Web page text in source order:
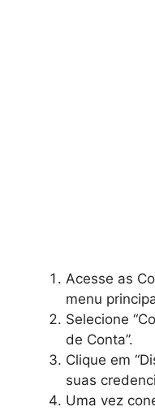
Acesse as
menu
Selecione
de Conta”.
Clique em
suas
Uma vez